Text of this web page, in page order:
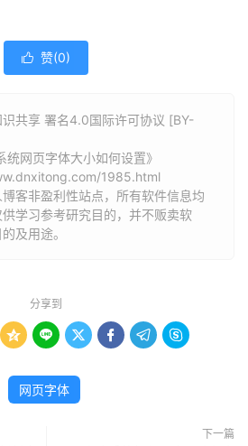
 赞(0)
共享 署名4.0国际许可协议 [BY-
网页字体大小如何设置》
1985.html
客非盈利性站点，所有软件信息均
学习参考研究目的，并不贩卖软
及用途。
分享到
     
网页字体
下一篇